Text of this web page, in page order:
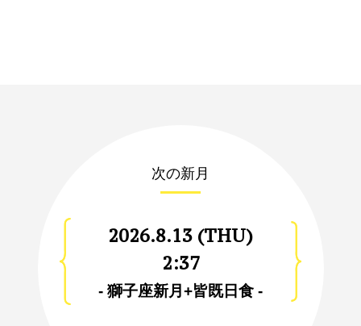
次の新月
2026.8.13 (THU)
2:37
- 獅子座新月+皆既日食 -